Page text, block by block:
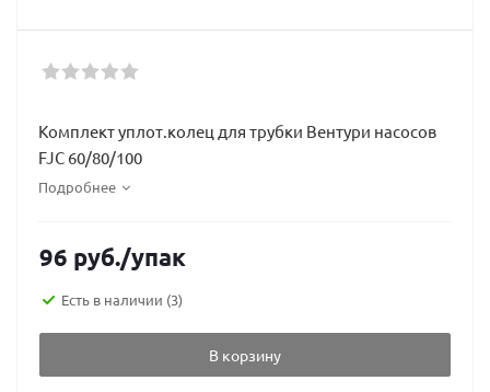
Комплект уплот.колец для трубки Вентури насосов
FJC 60/80/100
Подробнее
96 руб./упак
Есть в наличии (3)
В корзину